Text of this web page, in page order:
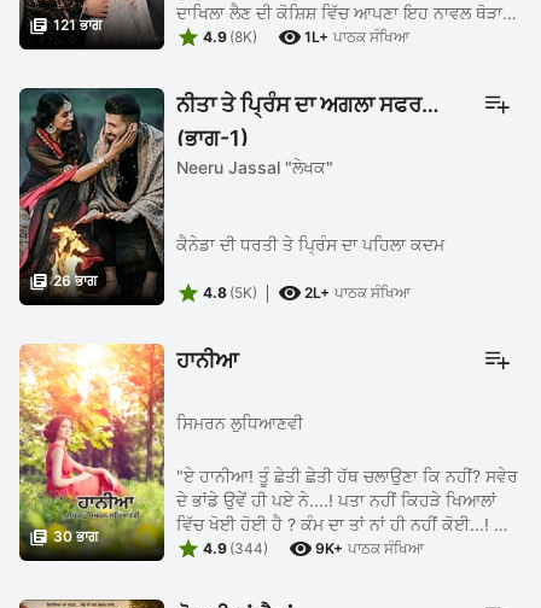
 121 ਭਾਗ
ਦਾਖਿਲਾ ਲੈਣ ਦੀ ਕੋਸ਼ਿਸ਼ ਵਿੱਚ ਆਪਣਾ ਇਹ ਨਾਵਲ ਥੋੜਾ
ਲੇਟ ਹੋ ਗਿਆ.....ਦੇਰੀ ਲਈ ਮੁਆਫ਼ੀ ਮੰਗਦਾ ਹਾਂ ਤੇ ਹਾਜ਼ਿਰ
 4.9 (8K)  1L+ ਪਾਠਕ ਸੰਖਿਆ
 26 ਭਾਗ
ਨੀਤਾ ਤੇ ਪ੍ਰਿੰਸ ਦਾ ਅਗਲਾ ਸਫਰ
(ਭਾਗ-1)
Neeru Jassal "ਲੇਖਕ"
ਕੈਨੇਡਾ ਦੀ ਧਰਤੀ ਤੇ ਪ੍ਰਿੰਸ ਦਾ ਪਹਿਲਾ ਕਦਮ
 4.8 (5K)  2L+ ਪਾਠਕ ਸੰਖਿਆ
 30 ਭਾਗ
ਹਾਨੀਆ
ਸਿਮਰਨ ਲੁਧਿਆਣਵੀ
"ਏ ਹਾਨੀਆ! ਤੂੰ ਛੇਤੀ ਛੇਤੀ ਹੱਥ ਚਲਾਉਣਾ ਕਿ ਨਹੀਂ? ਸਵੇਰ
ਦੇ ਭਾਂਡੇ ਉਵੇਂ ਹੀ ਪਏ ਨੇ....! ਪਤਾ ਨਹੀਂ ਕਿਹੜੇ ਖਿਆਲਾਂ
ਵਿੱਚ ਖੋਈ ਹੋਈ ਹੈ ? ਕੰਮ ਦਾ ਤਾਂ ਨਾਂ ਹੀ ਨਹੀਂ ਕੋਈ...! ਅੱਜ
ਆਉਣ ਦੇ ਤੇਰੇ ਤਾਇਆ ਜਾਨ ਨੂੰ.... ਦੱਸਦੀ ਹਾਂ ...
 4.9 (344)  9K+ ਪਾਠਕ ਸੰਖਿਆ